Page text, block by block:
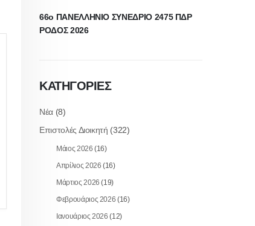
66ο ΠΑΝΕΛΛΗΝΙΟ ΣΥΝΕΔΡΙΟ 2475 ΠΔΡ
ΡΟΔΟΣ 2026
ΚΑΤΗΓΟΡΙΕΣ
Νέα(8)
Επιστολές Διοικητή (322)
Μάιος 2026 (16)
Απρίλιος 2026 (16)
Μάρτιος 2026 (19)
Φεβρουάριος 2026 (16)
Ιανουάριος 2026 (12)